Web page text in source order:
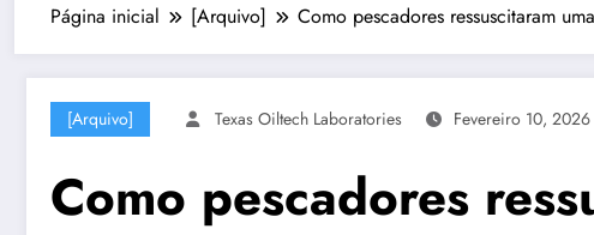
Página inicial [Arquivo] Como pescadores ressuscitaram
[Arquivo] Texas Oiltech Laboratories Fevereiro 10, 2026
Como pescadores